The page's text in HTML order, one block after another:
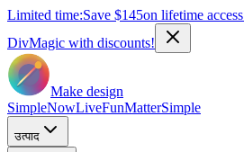
Limited time:Save $145on lifetime access
DivMagic with discounts!
Make design
SimpleNowLiveFunMatterSimple
उत्पाद